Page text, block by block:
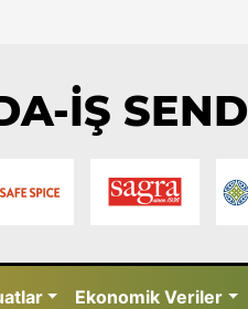
İŞ
Ekonomik Veriler